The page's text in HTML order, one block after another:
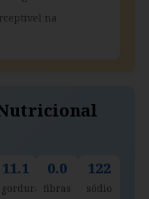
na
11.1
gorduras
0.0
fibras
122
sódio